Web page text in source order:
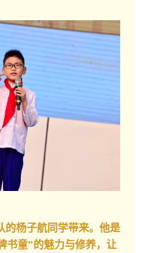
的杨子航同学带来。他是
书童”的魅力与修养，让